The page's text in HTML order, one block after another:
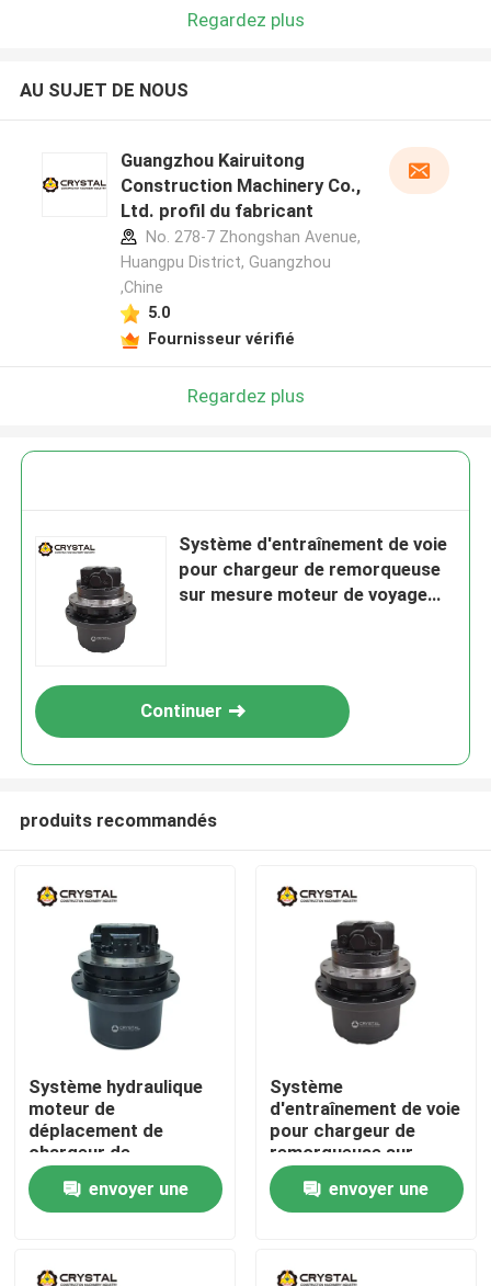
À la maison
Produits
Vidéos
Regardez plus
AU SUJET DE NOUS
Guangzhou Kairuitong
Construction Machinery Co.,
Ltd. profil du fabricant
No. 278-7 Zhongshan Avenue,
Huangpu District, Guangzhou
,Chine
5.0
Fournisseur vérifié
Regardez plus
Système d'entraînement de voie
pour chargeur de remorqueuse
sur mesure moteur de voyage
Continuer
produits recommandés
Système hydraulique
moteur de
déplacement de
chargeur de
remorqueuse sur
mesureenvoyer une
Système
d'entraînement de voie
pour chargeur de
remorqueuse sur
mesure moteur de
voyage chargeur à
grande vitesse
envoyer une